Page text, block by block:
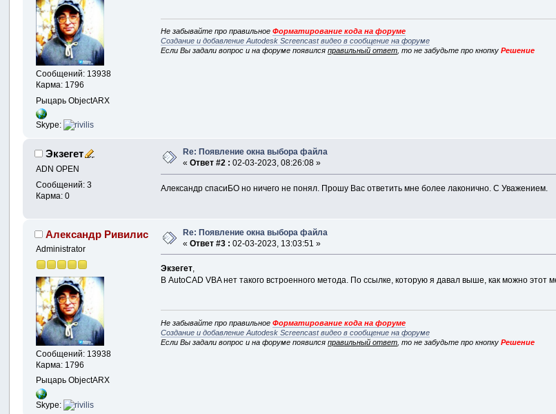
Сообщений: 13938
Карма: 1796
Рыцарь ObjectARX
Skype:
Не забывайте про правильноеФорматирование кода на форуме
Создание и добавление Autodesk Screencast видео в сообщение на форуме
Если Вы задали вопрос и на форуме появилсяправильный ответ , то не забудьте про кнопкуРешение
Экзегет
ADN OPEN
Сообщений: 3
Карма: 0
Re: Появление окна выбора файла
«Ответ #2 : 02-03-2023, 08:26:08 »
Александр спасиБО но ничего не понял. Прошу Вас ответить мне более лаконично. С Уважением.
Александр Ривилис
Administrator
Сообщений: 13938
Карма: 1796
Рыцарь ObjectARX
Skype:
Re: Появление окна выбора файла
«Ответ #3 : 02-03-2023, 13:03:51 »
Экзегет,
В AutoCAD VBA нет такого встроенного метода. По ссылке, которую я давал выше, как можно этот
Не забывайте про правильноеФорматирование кода на форуме
Создание и добавление Autodesk Screencast видео в сообщение на форуме
Если Вы задали вопрос и на форуме появилсяправильный ответ , то не забудьте про кнопкуРешение